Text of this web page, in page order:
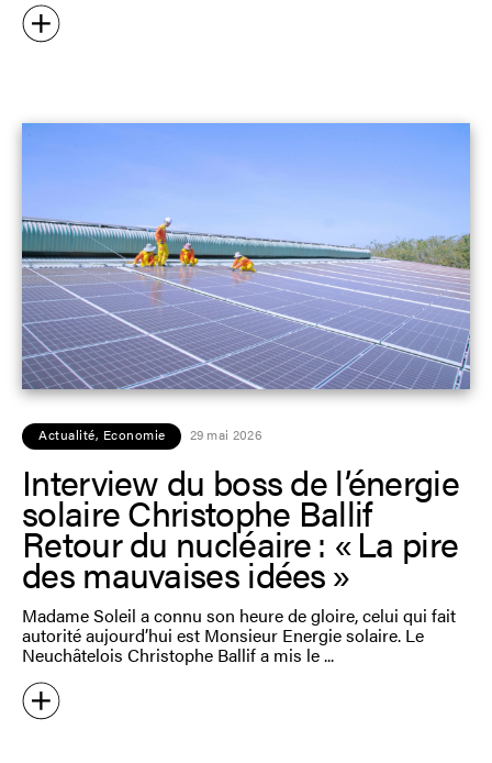
Actualité, Economie 29 mai 2026
Interview du boss de l’énergie
solaire Christophe Ballif
Retour du nucléaire : « La pire
des mauvaises idées »
Madame Soleil a connu son heure de gloire, celui qui fait
autorité aujourd’hui est Monsieur Energie solaire. Le
Neuchâtelois Christophe Ballif a mis le